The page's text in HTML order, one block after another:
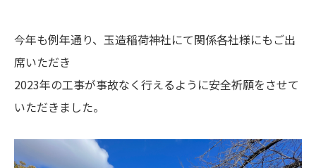
今年も例年通り、玉造稲荷神社にて関係各社様にもご出
席いただき
2023年の工事が事故なく行えるように安全祈願をさせて
いただきました。